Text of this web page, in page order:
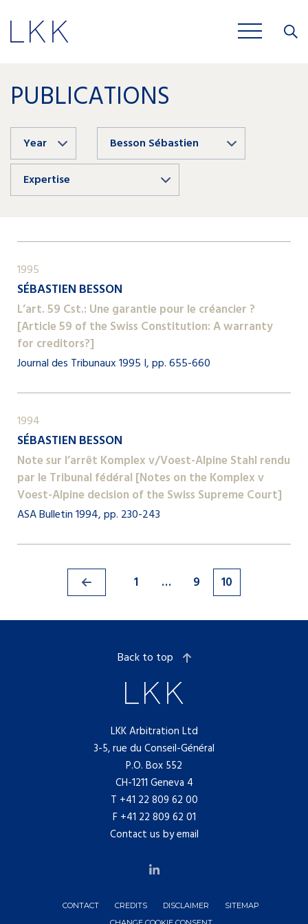
PUBLICATIONS
Year Besson Sébastien
Expertise
1995
SÉBASTIEN BESSON
L’art. 59 Cst.: Une garantie pour le créancier ?
[Article 59 of the Swiss Constitution: A warranty
for creditors?]
Journal des Tribunaux 1995 I, pp. 655-660
1994
SÉBASTIEN BESSON
Note sur l’arrêt Komplex v/Voest-Alpine Stahl rendu
par le Tribunal fédéral [Notes on the Komplex v
Voest-Alpine decision of the Swiss Supreme Court]
ASA Bulletin 1994, pp. 230-243
1 … 9 10
LKK Arbitration Ltd
3-5, rue du Conseil-Général
P.O. Box 552
CH-1211 Geneva 4
T +41 22 809 62 00
F +41 22 809 62 01
Contact us by email
Back to top
CONTACT CREDITS DISCLAIMER
SITEMAP